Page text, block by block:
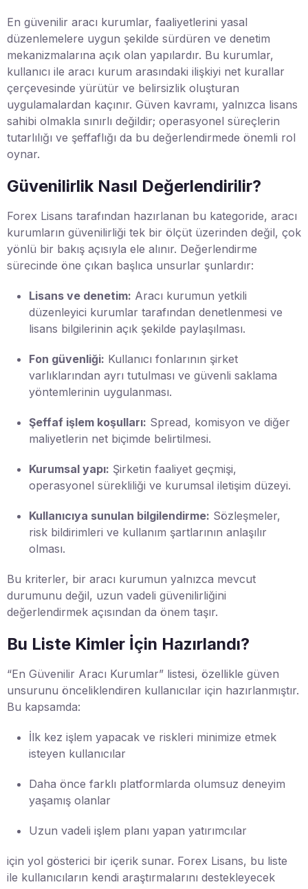
En güvenilir aracı kurumlar, faaliyetlerini yasal
düzenlemelere uygun şekilde sürdüren ve denetim
mekanizmalarına açık olan yapılardır. Bu kurumlar,
kullanıcı ile aracı kurum arasındaki ilişkiyi net kurallar
çerçevesinde yürütür ve belirsizlik oluşturan
uygulamalardan kaçınır. Güven kavramı, yalnızca lisans
sahibi olmakla sınırlı değildir; operasyonel süreçlerin
tutarlılığı ve şeffaflığı da bu değerlendirmede önemli rol
oynar.
Güvenilirlik Nasıl Değerlendirilir?
Forex Lisans tarafından hazırlanan bu kategoride, aracı
kurumların güvenilirliği tek bir ölçüt üzerinden değil, çok
yönlü bir bakış açısıyla ele alınır. Değerlendirme
sürecinde öne çıkan başlıca unsurlar şunlardır:
Lisans ve denetim: Aracı kurumun yetkili
düzenleyici kurumlar tarafından denetlenmesi ve
lisans bilgilerinin açık şekilde paylaşılması.
Fon güvenliği: Kullanıcı fonlarının şirket
varlıklarından ayrı tutulması ve güvenli saklama
yöntemlerinin uygulanması.
Şeffaf işlem koşulları: Spread, komisyon ve diğer
maliyetlerin net biçimde belirtilmesi.
Kurumsal yapı: Şirketin faaliyet geçmişi,
operasyonel sürekliliği ve kurumsal iletişim düzeyi.
Kullanıcıya sunulan bilgilendirme: Sözleşmeler,
risk bildirimleri ve kullanım şartlarının anlaşılır
olması.
Bu kriterler, bir aracı kurumun yalnızca mevcut
durumunu değil, uzun vadeli güvenilirliğini
değerlendirmek açısından da önem taşır.
Bu Liste Kimler İçin Hazırlandı?
“En Güvenilir Aracı Kurumlar” listesi, özellikle güven
unsurunu önceliklendiren kullanıcılar için hazırlanmıştır.
Bu kapsamda:
İlk kez işlem yapacak ve riskleri minimize etmek
isteyen kullanıcılar
Daha önce farklı platformlarda olumsuz deneyim
yaşamış olanlar
Uzun vadeli işlem planı yapan yatırımcılar
için yol gösterici bir içerik sunar. Forex Lisans, bu liste
ile kullanıcıların kendi araştırmalarını destekleyecek